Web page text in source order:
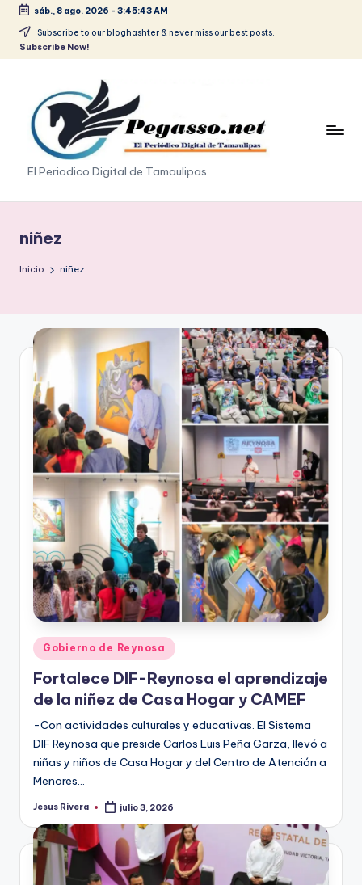
Saltar
sáb., 8 ago. 2026 - 3:45:44 AM
Subscribe to our bloghashter & never miss our best posts.
Subscribe Now!
p
e
g
s
.
p
r
e
s
s
El Periodico Digital de Tamaulipas
niñez
Inicio niñez
Publicado
en
Gobierno de Reynosa
Fortalece DIF-Reynosa el aprendizaje
de la niñez de Casa Hogar y CAMEF
-Con actividades culturales y educativas. El Sistema
DIF Reynosa que preside Carlos Luis Peña Garza, llevó a
niñas y niños de Casa Hogar y del Centro de Atención a
Menores…
Publicado
Jesus Rivera julio 3, 2026